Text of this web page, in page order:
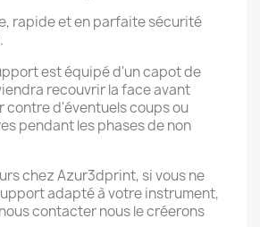
rapide et en parfaite sécurité
est équipé d'un capot de
recouvrir la face avant
contre d'éventuels coups ou
pendant les phases de non
chez Azur3dprint, si vous ne
adapté à votre instrument,
contacter nous le créerons